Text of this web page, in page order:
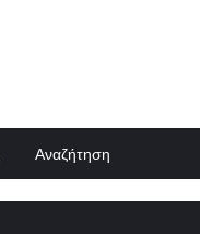
Αναζήτηση